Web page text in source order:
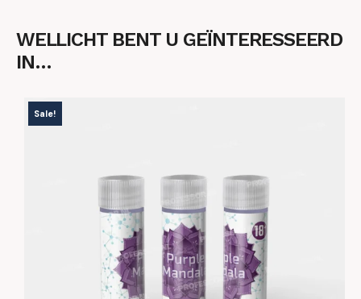
WELLICHT BENT U GEÏNTERESSEERD
IN…
Sale!